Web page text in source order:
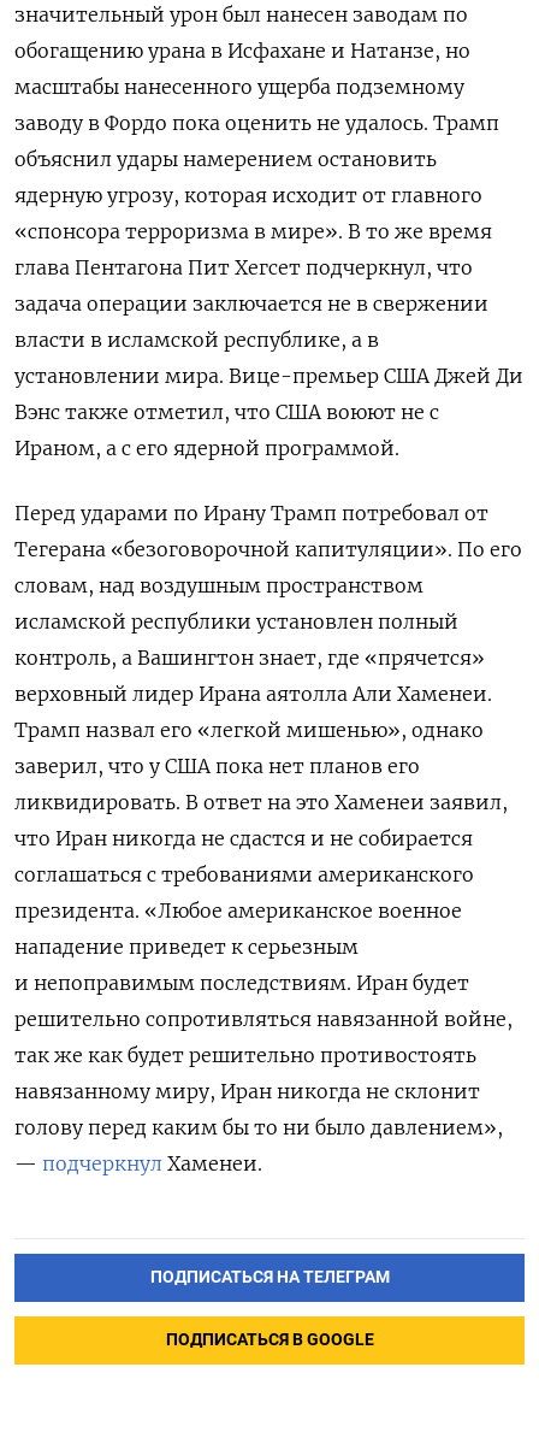
значительный урон был нанесен заводам по
обогащению урана в Исфахане и Натанзе, но
масштабы нанесенного ущерба подземному
заводу в Фордо пока оценить не удалось. Трамп
объяснил удары намерением остановить
ядерную угрозу, которая исходит от главного
«спонсора терроризма в мире». В то же время
глава Пентагона Пит Хегсет подчеркнул, что
задача операции заключается не в свержении
власти в исламской республике, а в
установлении мира. Вице-премьер США Джей Ди
Вэнс также отметил, что США воюют не с
Ираном, а с его ядерной программой.
Перед ударами по Ирану Трамп потребовал от
Тегерана «безоговорочной капитуляции». По его
словам, над воздушным пространством
исламской республики установлен полный
контроль, а Вашингтон знает, где «прячется»
верховный лидер Ирана аятолла Али Хаменеи.
Трамп назвал его «легкой мишенью», однако
заверил, что у США пока нет планов его
ликвидировать. В ответ на это Хаменеи заявил,
что Иран никогда не сдастся и не собирается
соглашаться с требованиями американского
президента. «Любое американское военное
нападение приведет к серьезным
и непоправимым последствиям. Иран будет
решительно сопротивляться навязанной войне,
так же как будет решительно противостоять
навязанному миру, Иран никогда не склонит
голову перед каким бы то ни было давлением»,
— подчеркнул Хаменеи.
ПОДПИСАТЬСЯ НА ТЕЛЕГРАМ
ПОДПИСАТЬСЯ В GOOGLE